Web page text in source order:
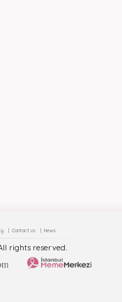
Contact us News
rights reserved.